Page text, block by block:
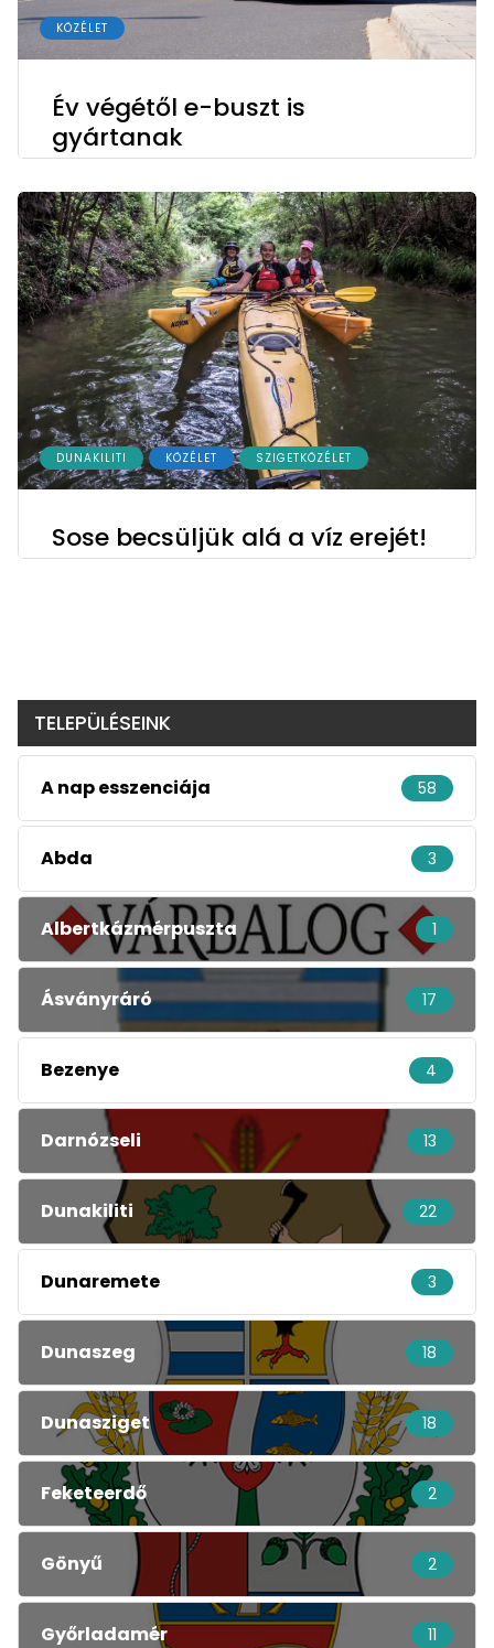
KÖZÉLET
Év végétől e-buszt is
gyártanak
DUNAKILITI KÖZÉLET SZIGETKÖZÉLET
Sose becsüljük alá a víz erejét!
TELEPÜLÉSEINK
A nap esszenciája 58
Abda 3
Albertkázmérpuszta 1
Ásványráró 17
Bezenye 4
Darnózseli 13
Dunakiliti 22
Dunaremete 3
Dunaszeg 18
Dunasziget 18
Feketeerdő 2
Gönyű 2
Győrladamér 11